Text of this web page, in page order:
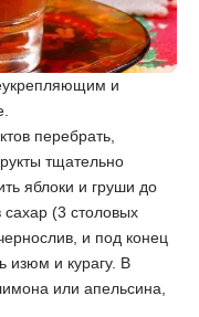
и
перебрать,
тщательно
яблоки и груши до
сахар (3 столовых
и под конец
изюм и курагу. В
или апельсина,